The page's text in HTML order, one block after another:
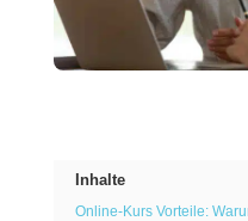
Inhalte
Online-Kurs Vorteile: